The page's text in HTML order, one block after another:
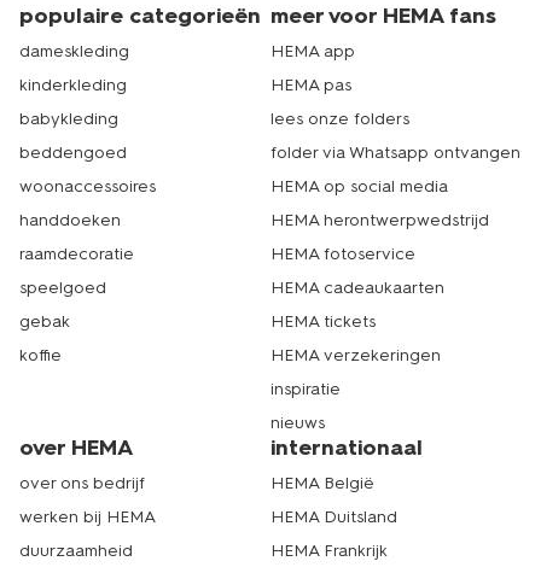
populaire categorieën
dameskleding
kinderkleding
babykleding
beddengoed
woonaccessoires
handdoeken
raamdecoratie
speelgoed
gebak
koffie
meer voor HEMA fans
HEMA app
HEMA pas
lees onze folders
folder via Whatsapp ontvangen
HEMA op social media
HEMA herontwerpwedstrijd
HEMA fotoservice
HEMA cadeaukaarten
HEMA tickets
HEMA verzekeringen
inspiratie
nieuws
over HEMA
over ons bedrijf
werken bij HEMA
duurzaamheid
internationaal
HEMA België
HEMA Duitsland
HEMA Frankrijk